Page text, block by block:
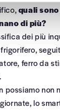
quali
di più?
dei più
ferro da
possiamo non
lo